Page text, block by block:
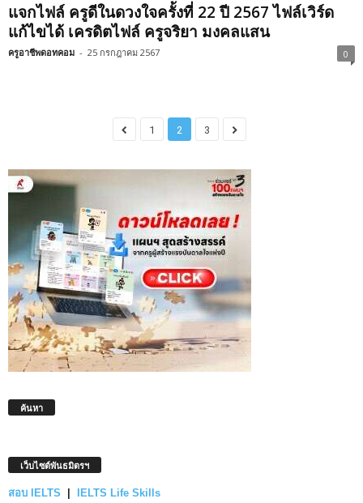
แจกไฟล์ ครูดีในดวงใจครั้งที่ 22 ปี 2567 ไฟล์เวิร์ด
แก้ไขได้ เครดิตไฟล์ ครูจริยา มงคลแสน
ครูอาชีพดอทคอม - 25 กรกฎาคม 2567 0
1 2 3
ค้นหา
เว็บไซต์พันธมิตรฯ
สอบ IELTS IELTS Life Skills